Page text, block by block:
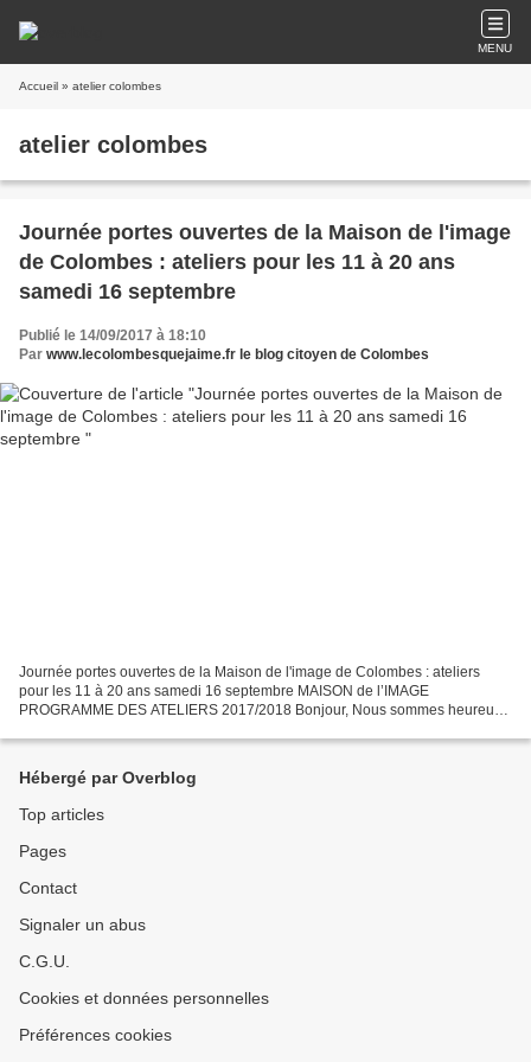
MENU
Accueil » atelier colombes
atelier colombes
Journée portes ouvertes de la Maison de l'image
de Colombes : ateliers pour les 11 à 20 ans
samedi 16 septembre
Publié le 14/09/2017 à 18:10
Par www.lecolombesquejaime.fr le blog citoyen de Colombes
Journée portes ouvertes de la Maison de l'image de Colombes : ateliers
pour les 11 à 20 ans samedi 16 septembre MAISON de l’IMAGE
PROGRAMME DES ATELIERS 2017/2018 Bonjour, Nous sommes heureux
Hébergé par Overblog
Top articles
Pages
Contact
Signaler un abus
C.G.U.
Cookies et données personnelles
Préférences cookies